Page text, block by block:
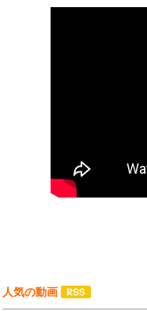
人気の動画